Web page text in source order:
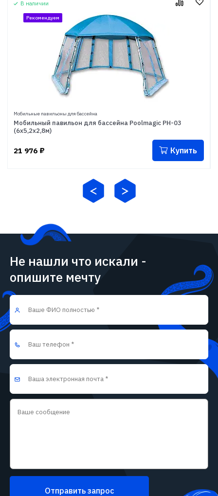
В наличии
Рекомендуем
Мобильные павильоны для бассейна
Мобильный павильон для бассейна Poolmagic PH-03
(6х5,2х2,8м)
21 976 ₽ Купить
Не нашли что искали -
опишите мечту
Отправить запрос